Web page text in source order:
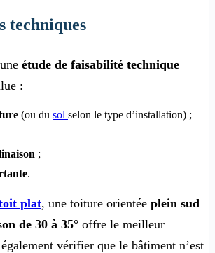
techniques
étude de faisabilité technique
:
(ou du sol selon le type d’installation) ;
;
.
plat, une toiture orientée plein sud
de 30 à 35° offre le meilleur
vérifier que le bâtiment n’est